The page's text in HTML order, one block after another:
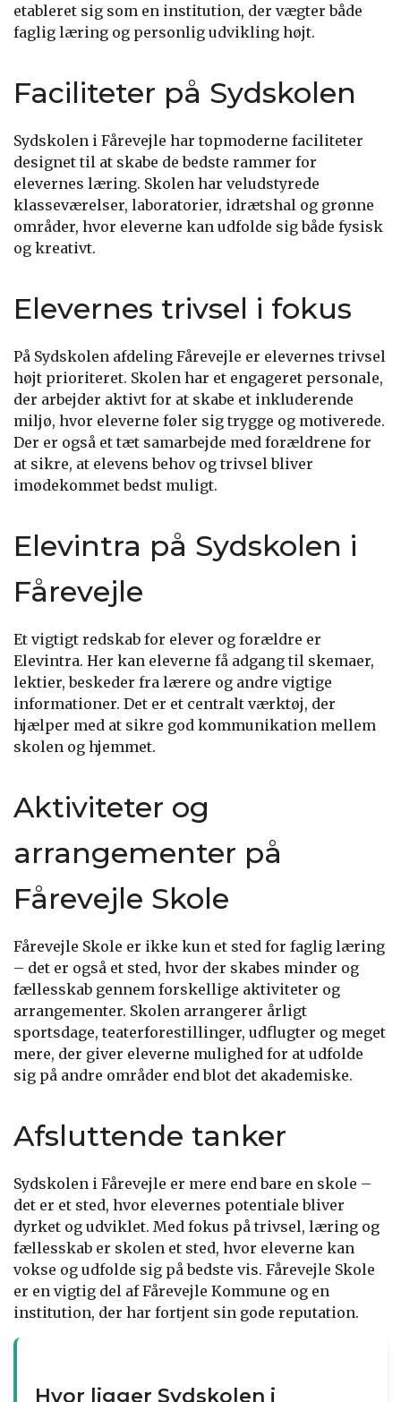
etableret sig som en institution, der vægter både
faglig læring og personlig udvikling højt.
Faciliteter på Sydskolen
Sydskolen i Fårevejle har topmoderne faciliteter
designet til at skabe de bedste rammer for
elevernes læring. Skolen har veludstyrede
klasseværelser, laboratorier, idrætshal og grønne
områder, hvor eleverne kan udfolde sig både fysisk
og kreativt.
Elevernes trivsel i fokus
På Sydskolen afdeling Fårevejle er elevernes trivsel
højt prioriteret. Skolen har et engageret personale,
der arbejder aktivt for at skabe et inkluderende
miljø, hvor eleverne føler sig trygge og motiverede.
Der er også et tæt samarbejde med forældrene for
at sikre, at elevens behov og trivsel bliver
imødekommet bedst muligt.
Elevintra på Sydskolen i
Fårevejle
Et vigtigt redskab for elever og forældre er
Elevintra. Her kan eleverne få adgang til skemaer,
lektier, beskeder fra lærere og andre vigtige
informationer. Det er et centralt værktøj, der
hjælper med at sikre god kommunikation mellem
skolen og hjemmet.
Aktiviteter og
arrangementer på
Fårevejle Skole
Fårevejle Skole er ikke kun et sted for faglig læring
– det er også et sted, hvor der skabes minder og
fællesskab gennem forskellige aktiviteter og
arrangementer. Skolen arrangerer årligt
sportsdage, teaterforestillinger, udflugter og meget
mere, der giver eleverne mulighed for at udfolde
sig på andre områder end blot det akademiske.
Afsluttende tanker
Sydskolen i Fårevejle er mere end bare en skole –
det er et sted, hvor elevernes potentiale bliver
dyrket og udviklet. Med fokus på trivsel, læring og
fællesskab er skolen et sted, hvor eleverne kan
vokse og udfolde sig på bedste vis. Fårevejle Skole
er en vigtig del af Fårevejle Kommune og en
institution, der har fortjent sin gode reputation.
Hvor ligger Sydskolen i